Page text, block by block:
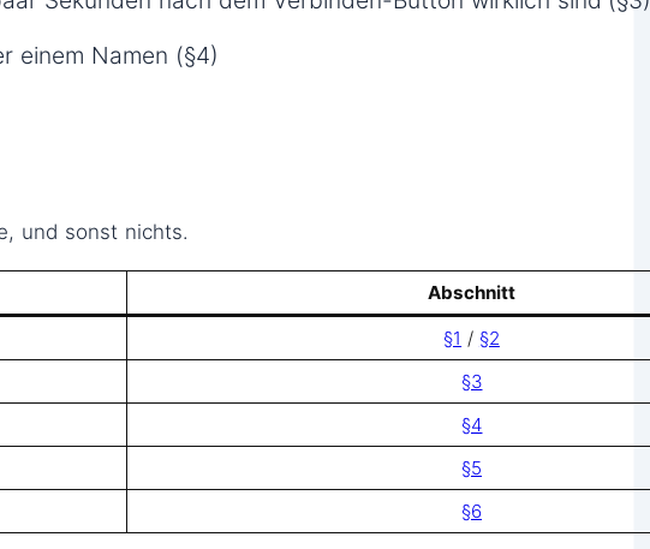
einem Namen (§4)
und sonst nichts.
Abschnitt
§1 / §2
§3
§4
§5
§6